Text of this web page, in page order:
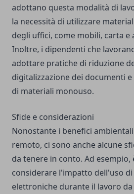
adottano questa modalità di
la necessità di utilizzare
degli uffici, come mobili, carta
Inoltre, i dipendenti che
adottare pratiche di riduzione
digitalizzazione dei documenti
di materiali monouso.
Sfide e considerazioni
Nonostante i benefici
remoto, ci sono anche alcune
da tenere in conto. Ad
considerare l'impatto dell'uso
elettroniche durante il lavoro